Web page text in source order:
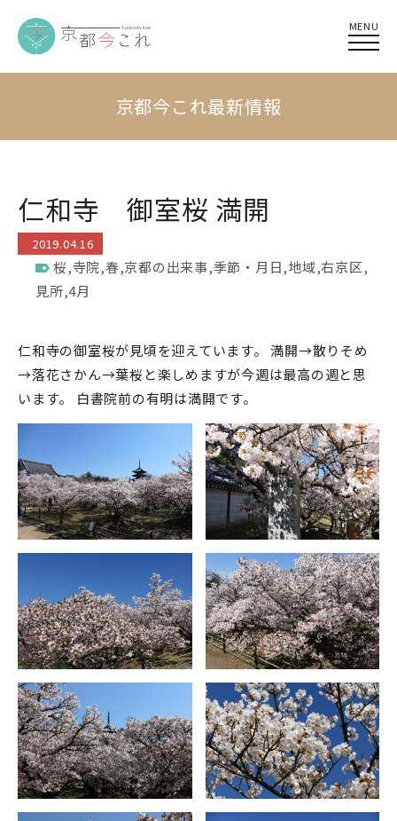
MENU
京都今これ最新情報
仁和寺 御室桜 満開
2019.04.16
桜,寺院,春,京都の出来事,季節・月日,地域,右京区,
見所,4月
仁和寺の御室桜が見頃を迎えています。 満開→散りそめ
→落花さかん→葉桜と楽しめますが今週は最高の週と思
います。 白書院前の有明は満開です。